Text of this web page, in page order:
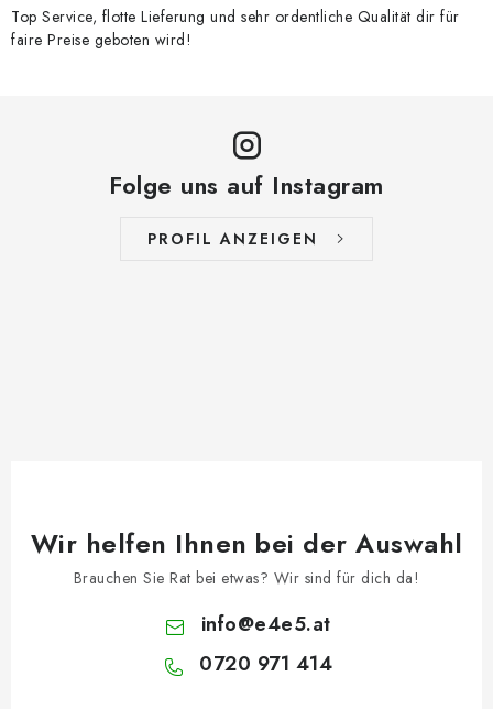
Top Service, flotte Lieferung und sehr ordentliche Qualität dir für
faire Preise geboten wird!
Folge uns auf Instagram
PROFIL ANZEIGEN
Wir helfen Ihnen bei der Auswahl
Brauchen Sie Rat bei etwas? Wir sind für dich da!
info@e4e5.at
0720 971 414